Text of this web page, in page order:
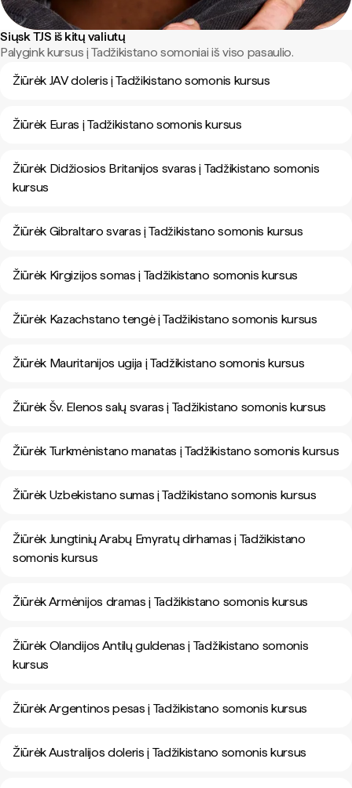
Siųsk TJS iš kitų valiutų
Palygink kursus į Tadžikistano somoniai iš viso pasaulio.
Žiūrėk JAV doleris į Tadžikistano somonis kursus
Žiūrėk Euras į Tadžikistano somonis kursus
Žiūrėk Didžiosios Britanijos svaras į Tadžikistano somonis
kursus
Žiūrėk Gibraltaro svaras į Tadžikistano somonis kursus
Žiūrėk Kirgizijos somas į Tadžikistano somonis kursus
Žiūrėk Kazachstano tengė į Tadžikistano somonis kursus
Žiūrėk Mauritanijos ugija į Tadžikistano somonis kursus
Žiūrėk Šv. Elenos salų svaras į Tadžikistano somonis kursus
Žiūrėk Turkmėnistano manatas į Tadžikistano somonis kursus
Žiūrėk Uzbekistano sumas į Tadžikistano somonis kursus
Žiūrėk Jungtinių Arabų Emyratų dirhamas į Tadžikistano
somonis kursus
Žiūrėk Armėnijos dramas į Tadžikistano somonis kursus
Žiūrėk Olandijos Antilų guldenas į Tadžikistano somonis
kursus
Žiūrėk Argentinos pesas į Tadžikistano somonis kursus
Žiūrėk Australijos doleris į Tadžikistano somonis kursus